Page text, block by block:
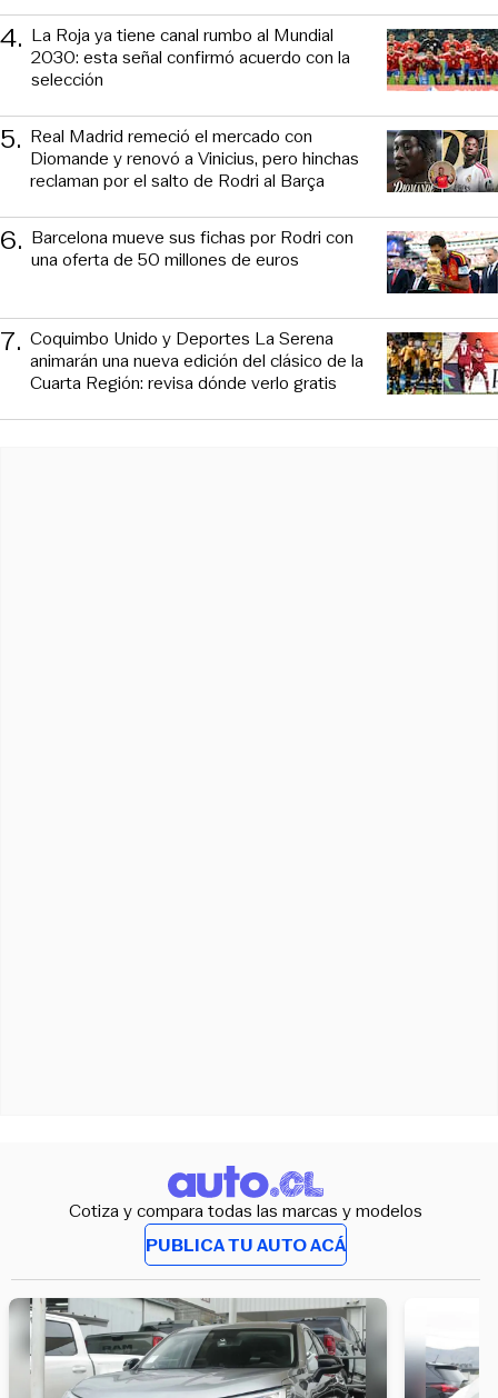
4. La Roja ya tiene canal rumbo al Mundial
2030: esta señal confirmó acuerdo con la
selección
5. Real Madrid remeció el mercado con
Diomande y renovó a Vinicius, pero hinchas
reclaman por el salto de Rodri al Barça
6. Barcelona mueve sus fichas por Rodri con
una oferta de 50 millones de euros
7. Coquimbo Unido y Deportes La Serena
animarán una nueva edición del clásico de la
Cuarta Región: revisa dónde verlo gratis
Cotiza y compara todas las marcas y modelos
PUBLICA TU AUTO ACÁ